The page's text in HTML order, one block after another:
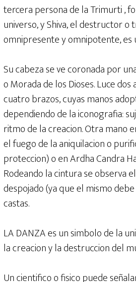
tercera persona de la Trimurti ,
universo, y Shiva, el destructor
omnipresente y omnipotente, es
Su cabeza se ve coronada por
o Morada de los Dioses. Luce
cuatro brazos, cuyas manos
dependiendo de la iconografia:
ritmo de la creacion. Otra mano
el fuego de la aniquilacion o
proteccion) o en Ardha Candra
Rodeando la cintura se observa
despojado (ya que el mismo
castas.
LA DANZA es un simbolo de la
la creacion y la destruccion del
Un cientifico o fisico puede